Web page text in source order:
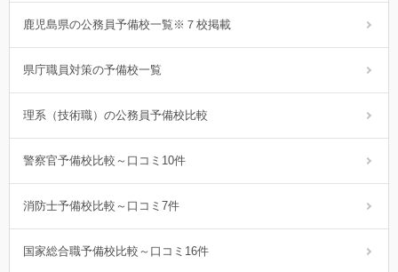
鹿児島県の公務員予備校一覧※７校掲載
県庁職員対策の予備校一覧
理系（技術職）の公務員予備校比較
警察官予備校比較～口コミ10件
消防士予備校比較～口コミ7件
国家総合職予備校比較～口コミ16件